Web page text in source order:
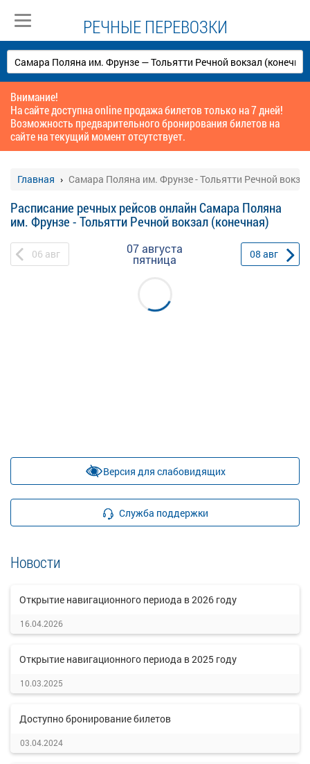
РЕЧНЫЕ ПЕРЕВОЗКИ
Внимание!
На сайте доступна online продажа билетов только на 7 дней!
Возможность предварительного бронирования билетов на
сайте на текущий момент отсутствует.
Главная Самара Поляна им. Фрунзе - Тольятти Речной
Расписание речных рейсов онлайн Самара Поляна
им. Фрунзе - Тольятти Речной вокзал (конечная)
06 авг 07 августа
пятница 08 авг
Версия для слабовидящих
Служба поддержки
Новости
Открытие навигационного периода в 2026 году
16.04.2026
Открытие навигационного периода в 2025 году
10.03.2025
Доступно бронирование билетов
03.04.2024